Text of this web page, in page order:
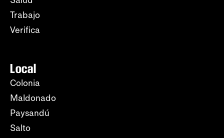
Trabajo
Verifica
Local
Colonia
Maldonado
Paysandú
Salto